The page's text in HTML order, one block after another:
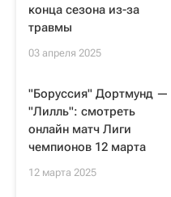
конца сезона из-за
травмы
03 апреля 2025
"Боруссия" Дортмунд —
"Лилль": смотреть
онлайн матч Лиги
чемпионов 12 марта
12 марта 2025